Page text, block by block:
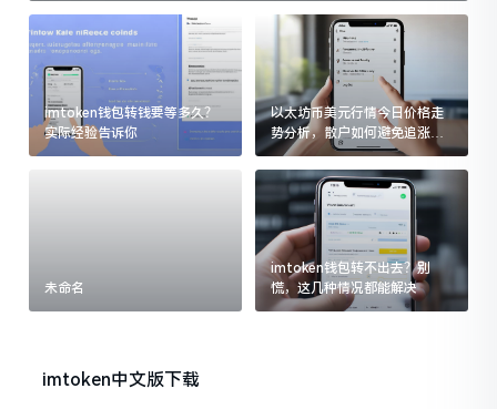
imtoken钱包转钱要等多久？
实际经验告诉你
以太坊币美元行情今日价格走
势分析，散户如何避免追涨杀
跌被套牢
未命名
imtoken钱包转不出去？别
慌，这几种情况都能解决
imtoken中文版下载